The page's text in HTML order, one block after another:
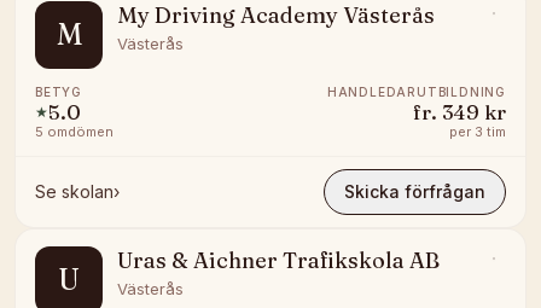
M
My Driving Academy Västerås
Västerås
BETYG
★5.0
5 omdömen
HANDLEDARUTBILDNING
fr. 349 kr
per 3 tim
Se skolan› Skicka förfrågan
U
Uras & Aichner Trafikskola AB
Västerås